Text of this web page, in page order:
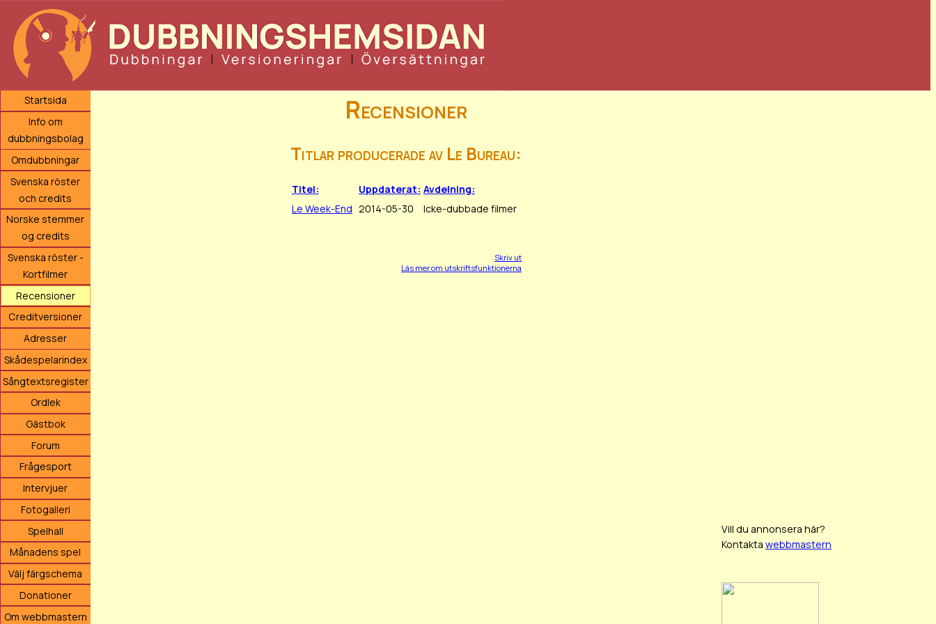
Startsida
Info om
dubbningsbolag
Omdubbningar
Svenska röster
och credits
Norske stemmer
og credits
Svenska röster -
Kortfilmer
Recensioner
Creditversioner
Adresser
Skådespelarindex
Sångtextsregister
Ordlek
Gästbok
Forum
Frågesport
Intervjuer
Fotogalleri
Spelhall
Månadens spel
Välj färgschema
Donationer
Om webbmastern
Recensioner
Titlar producerade av Le Bureau:
Titel: Uppdaterat: Avdelning:
Le Week-End 2014-05-30 Icke-dubbade filmer
Skriv ut
Läs mer om utskriftsfunktionerna
Vill du annonsera här?
Kontakta webbmastern